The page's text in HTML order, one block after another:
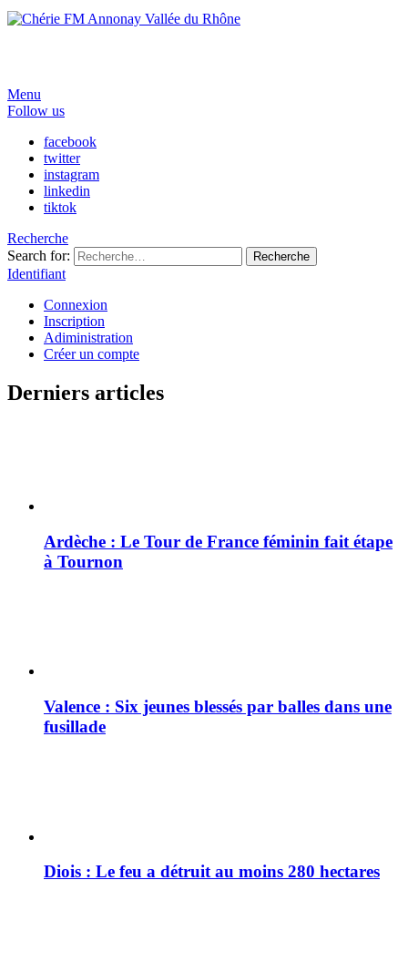
Menu
Follow us
facebook
twitter
instagram
linkedin
tiktok
Recherche
Search for:
Recherche
Identifiant
Connexion
Inscription
Adiministration
Créer un compte
Derniers articles
Ardèche : Le Tour de France féminin fait étape
à Tournon
Valence : Six jeunes blessés par balles dans une
fusillade
Diois : Le feu a détruit au moins 280 hectares